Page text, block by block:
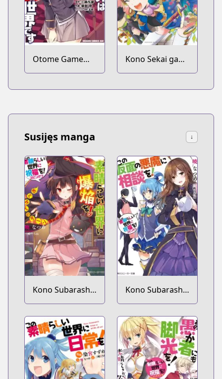
Otome Game
Sekai wa Mob ni
Kono Sekai ga
Game da to Ore
Susijęs manga ↓
Kono Subarashii
Sekai ni
Shukufuku wo!
Spin-off: Kono
Subarashii Sekai
ni Bakuen wo!
Kono Subarashii
Sekai ni
Shukufuku wo!
Spin-off: Kono
Kamen no
Akuma ni
Soudan wo!